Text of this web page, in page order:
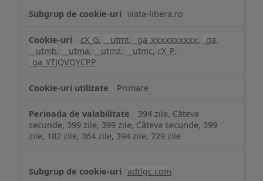
viata-libera.ro
cX_G, __utmt, _ga_xxxxxxxxxx, _ga,
__utmb, __utma, __utmz, __utmc, cX_P,
_ga_YTJQVQYCPP
Primare
394 zile, Câteva
secunde, 399 zile, 399 zile, Câteva secunde, 399
zile, 182 zile, 364 zile, 394 zile, 729 zile
adtlgc.com